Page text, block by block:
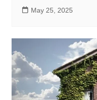
May 25, 2025